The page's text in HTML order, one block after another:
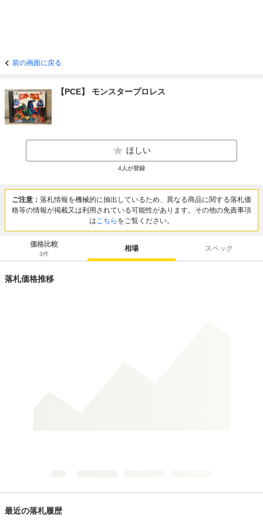
前の画面に戻る
【PCE】 モンスタープロレス
ほしい
4人が登録
ご注意： 落札情報を機械的に抽出しているため、異なる商品に関する落札価
格等の情報が掲載又は利用されている可能性があります。その他の免責事項
はこちら をご覧ください。
価格比較
3件
相場 スペック
落札価格推移
最近の落札履歴